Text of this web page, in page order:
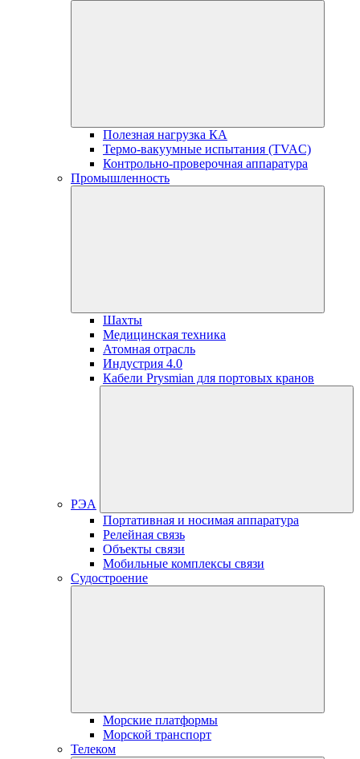
Полезная нагрузка КА
Термо-вакуумные испытания (TVAC)
Контрольно-проверочная аппаратура
Промышленность
Шахты
Медицинская техника
Атомная отрасль
Индустрия 4.0
Кабели Prysmian для портовых кранов
РЭА
Портативная и носимая аппаратура
Релейная связь
Объекты связи
Мобильные комплексы связи
Судостроение
Морские платформы
Морской транспорт
Телеком